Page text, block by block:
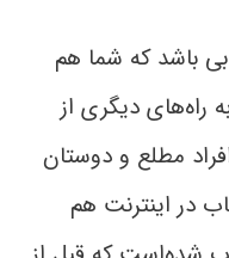
باشد که شما هم
راه‌های دیگری از
مطلع و دوستان
در اینترنت هم